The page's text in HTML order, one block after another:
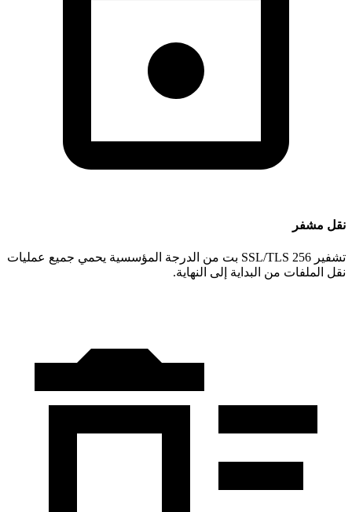
نقل مشفر
تشفير SSL/TLS 256 بت من الدرجة المؤسسية يحمي جميع عمليات
نقل الملفات من البداية إلى النهاية.